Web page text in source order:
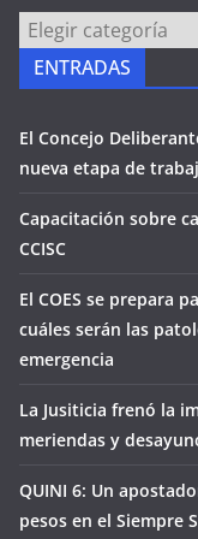
PÁGINAS
ENTRADAS
El Concejo
nueva etapa de
Capacitación sobre
CCISC
El COES se prepara
cuáles serán las
emergencia
La Jusiticia frenó la
meriendas y
QUINI 6: Un
pesos en el Siempre